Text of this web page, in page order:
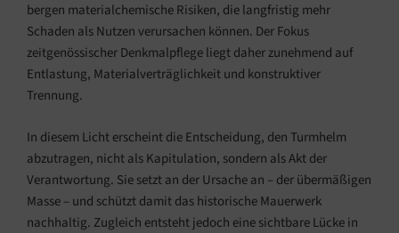
bergen materialchemische Risiken, die langfristig mehr
Schaden als Nutzen verursachen können. Der Fokus
zeitgenössischer Denkmalpflege liegt daher zunehmend auf
Entlastung, Materialverträglichkeit und konstruktiver
Trennung.
In diesem Licht erscheint die Entscheidung, den Turmhelm
abzutragen, nicht als Kapitulation, sondern als Akt der
Verantwortung. Sie setzt an der Ursache an – der übermäßigen
Masse – und schützt damit das historische Mauerwerk
nachhaltig. Zugleich entsteht jedoch eine sichtbare Lücke in